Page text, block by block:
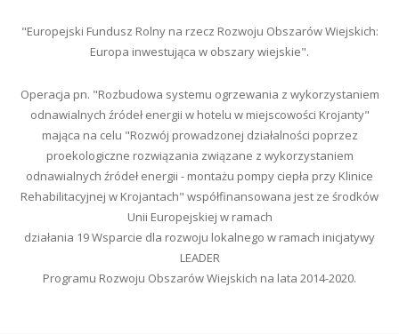
"Europejski Fundusz Rolny na rzecz Rozwoju Obszarów Wiejskich:
Europa inwestująca w obszary wiejskie".
Operacja pn. "Rozbudowa systemu ogrzewania z wykorzystaniem
odnawialnych źródeł energii w hotelu w miejscowości Krojanty"
mająca na celu "Rozwój prowadzonej działalności poprzez
proekologiczne rozwiązania związane z wykorzystaniem
odnawialnych źródeł energii - montażu pompy ciepła przy Klinice
Rehabilitacyjnej w Krojantach" współfinansowana jest ze środków
Unii Europejskiej w ramach
działania 19 Wsparcie dla rozwoju lokalnego w ramach inicjatywy
LEADER
Programu Rozwoju Obszarów Wiejskich na lata 2014-2020.